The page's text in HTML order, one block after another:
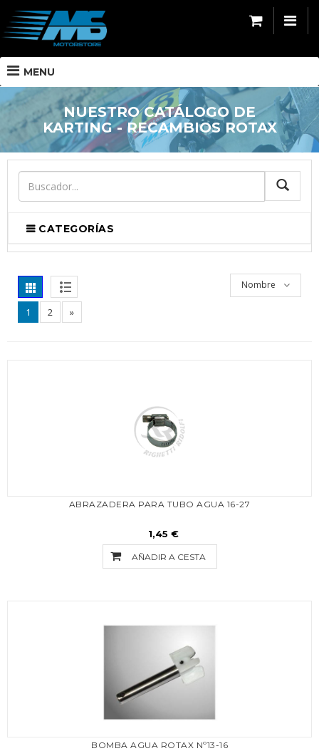
MENU
NUESTRO CATÁLOGO DE
KARTING - RECAMBIOS ROTAX
CATEGORÍAS
Nombre
1 2 »
ABRAZADERA PARA TUBO AGUA 16-27
1,45 €
AÑADIR A CESTA
BOMBA AGUA ROTAX Nº13-16